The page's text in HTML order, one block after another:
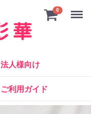
0
法人様向け
ご利用ガイド
Menu